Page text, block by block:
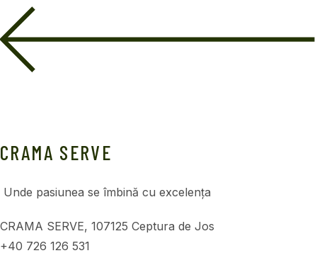
CRAMA SERVE
Unde pasiunea se îmbină cu excelența
CRAMA SERVE, 107125 Ceptura de Jos
+40 726 126 531